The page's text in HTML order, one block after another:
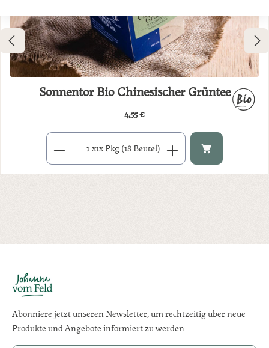
Sonnentor Bio Chinesischer Grüntee
Regulärer Preis:
4,55 €
Produkt Anzahl: Gib den gewünschten Wert ein oder benutze
x1x Pkg (18 Beutel)
Abonniere jetzt unseren Newsletter, um rechtzeitig über neue
Produkte und Angebote informiert zu werden.